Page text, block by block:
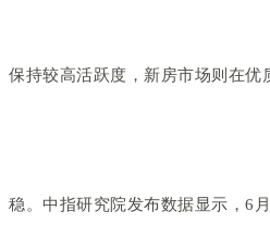
保持较高活跃度，新房市场则在优
稳。中指研究院发布数据显示，6